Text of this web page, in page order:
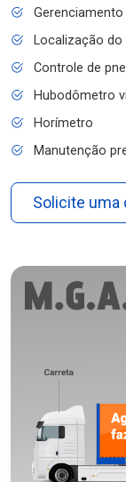
Localização
Controle de
Hubodômetro
Horímetro
Manutenção
Solicite uma